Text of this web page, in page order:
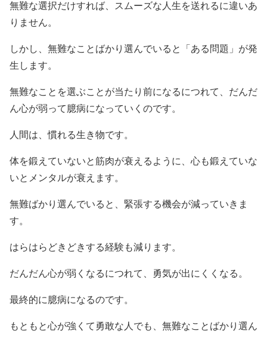
無難な選択だけすれば、スムーズな人生を送れるに違いあ
りません。
しかし、無難なことばかり選んでいると「ある問題」が発
生します。
無難なことを選ぶことが当たり前になるにつれて、だんだ
ん心が弱って臆病になっていくのです。
人間は、慣れる生き物です。
体を鍛えていないと筋肉が衰えるように、心も鍛えていな
いとメンタルが衰えます。
無難ばかり選んでいると、緊張する機会が減っていきま
す。
はらはらどきどきする経験も減ります。
だんだん心が弱くなるにつれて、勇気が出にくくなる。
最終的に臆病になるのです。
もともと心が強くて勇敢な人でも、無難なことばかり選ん